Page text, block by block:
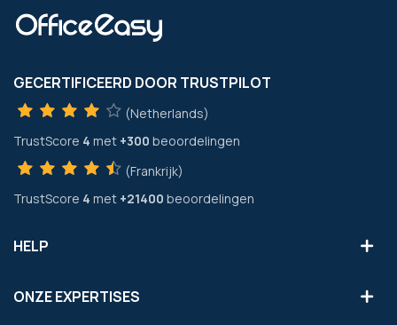
GECERTIFICEERD DOOR TRUSTPILOT
(Netherlands)
TrustScore 4 met +300 beoordelingen
(Frankrijk)
TrustScore 4 met +21400 beoordelingen
HELP
ONZE EXPERTISES